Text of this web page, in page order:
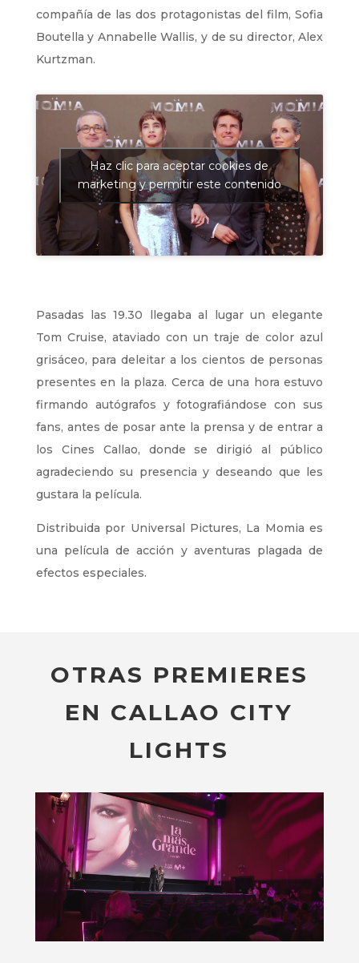
compañía de las dos protagonistas del film, Sofia
Boutella y Annabelle Wallis, y de su director, Alex
Kurtzman.
Haz clic para aceptar cookies de
marketing y permitir este contenido
Pasadas las 19.30 llegaba al lugar un elegante
Tom Cruise, ataviado con un traje de color azul
grisáceo, para deleitar a los cientos de personas
presentes en la plaza. Cerca de una hora estuvo
firmando autógrafos y fotografiándose con sus
fans, antes de posar ante la prensa y de entrar a
los Cines Callao, donde se dirigió al público
agradeciendo su presencia y deseando que les
gustara la película.
Distribuida por Universal Pictures, La Momia es
una película de acción y aventuras plagada de
efectos especiales.
OTRAS PREMIERES
EN CALLAO CITY
LIGHTS